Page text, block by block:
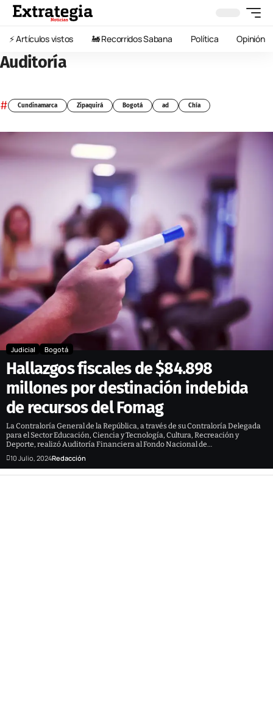
⚡️ Artículos vistos 🚂 Recorridos Sabana Política Opinión
Auditoría
# Cundinamarca Zipaquirá Bogotá ad Chía
Judicial Bogotá
Hallazgos fiscales de $84.898
millones por destinación indebida
de recursos del Fomag
La Contraloría General de la República, a través de su Contraloría Delegada
para el Sector Educación, Ciencia y Tecnología, Cultura, Recreación y
Deporte, realizó Auditoría Financiera al Fondo Nacional de…
10 Julio, 2024Redacción